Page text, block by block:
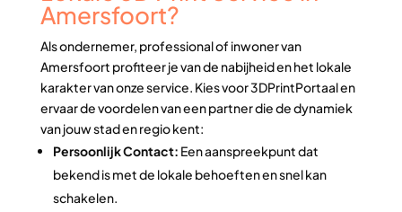
Amersfoort?
Als ondernemer, professional of inwoner van
Amersfoort profiteer je van de nabijheid en het lokale
karakter van onze service. Kies voor 3DPrintPortaal en
ervaar de voordelen van een partner die de dynamiek
van jouw stad en regio kent:
Persoonlijk Contact: Een aanspreekpunt dat
bekend is met de lokale behoeften en snel kan
schakelen.